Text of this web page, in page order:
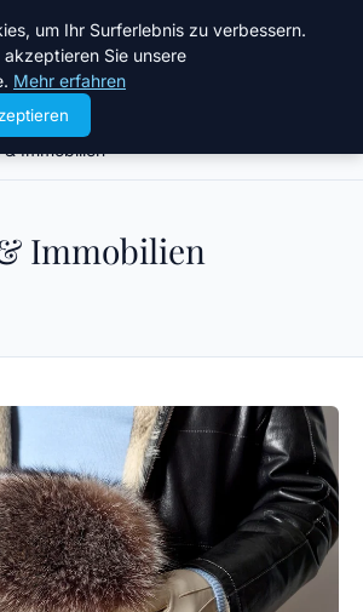
Taz Nrw
& Immobilien
Immobilien
um Ihr Surferlebnis zu verbessern.
Sie unsere
Mehr erfahren